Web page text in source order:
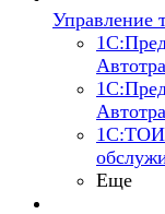
Управление
Еще